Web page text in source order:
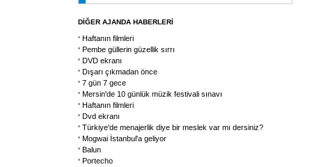
DİĞER AJANDA HABERLERİ
Haftanın filmleri
Pembe güllerin güzellik sırrı
DVD ekranı
Dışarı çıkmadan önce
7 gün 7 gece
Mersin'de 10 günlük müzik festivali sınavı
Haftanın filmleri
Dvd ekranı
Türkiye'de menajerlik diye bir meslek var mı dersiniz?
Mogwai İstanbul'a geliyor
Balun
Portecho